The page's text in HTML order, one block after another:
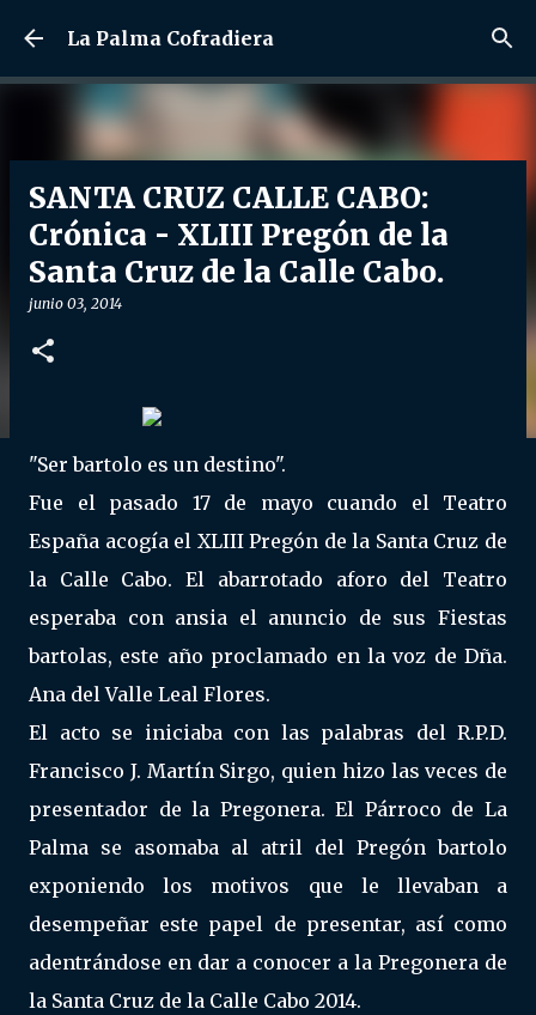
Ir al contenido principal
La Palma Cofradiera
SANTA CRUZ CALLE CABO:
Crónica - XLIII Pregón de la
Santa Cruz de la Calle Cabo.
junio 03, 2014
"Ser bartolo es un destino".
Fue el pasado 17 de mayo cuando el Teatro
España acogía el XLIII Pregón de la Santa Cruz de
la Calle Cabo. El abarrotado aforo del Teatro
esperaba con ansia el anuncio de sus Fiestas
bartolas, este año proclamado en la voz de Dña.
Ana del Valle Leal Flores.
El acto se iniciaba con las palabras del R.P.D.
Francisco J. Martín Sirgo, quien hizo las veces de
presentador de la Pregonera. El Párroco de La
Palma se asomaba al atril del Pregón bartolo
exponiendo los motivos que le llevaban a
desempeñar este papel de presentar, así como
adentrándose en dar a conocer a la Pregonera de
la Santa Cruz de la Calle Cabo 2014.